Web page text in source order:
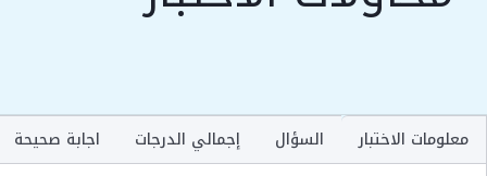
معلومات الاختبار السؤال إجمالي الدرجات
اجابة صحيحة